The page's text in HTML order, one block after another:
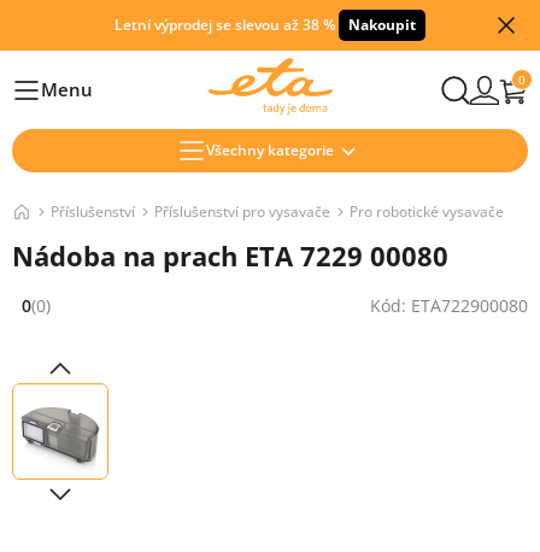
Letní výprodej se slevou až 38 % Nakoupit
HlavníMenu 0
Všechny kategorie
Příslušenství Příslušenství pro vysavače Pro robotické vysavače
Nádoba na prach ETA 7229 00080
Hodnocení: 0 z 5 (0 recenzí)
0(0) Kód: ETA722900080